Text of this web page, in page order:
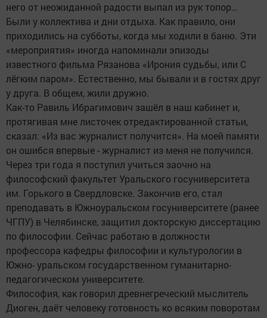
него от неожиданной радости выпал из рук топор…
Были у коллектива и дни отдыха. Как правило, они
приходились на субботы, когда мы ходили в баню. Эти
«мероприятия» иногда напоминали эпизоды
известного фильма Рязанова «Ирония судьбы, или С
лёгким паром». Естественно, мы бывали и в гостях друг
у друга. В общем, жили дружно.
Как-то Равиль Ибрагимович зашёл в наш кабинет и,
протягивая мне листочек отредактированной статьи,
сказал: «Из вас журналист получится». На моей памяти
он ошибся впервые - журналист из меня не получился.
Через три года я поступил учиться заочно на
философский факультет Уральского госуниверситета
им. Горького в Свердловске. Закончив его, стал
преподавать в Южноуральском госуниверситете (ранее
ЧГПУ) в Челябинске, защитил докторскую диссертацию
по философии. Сейчас работаю в должности
профессора кафедры философии и культурологии в
Южно- уральском государственном гуманитарно-
педагогическом университете.
Философия, как говорил древнегреческий мыслитель
Диоген, даёт человеку готовность ко всяким поворотам